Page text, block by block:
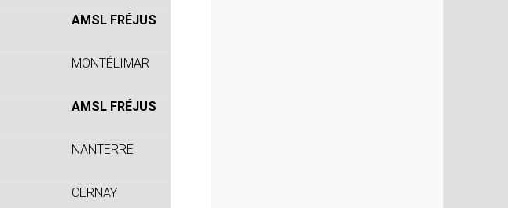
AMSL FRÉJUS
MONTÉLIMAR
AMSL FRÉJUS
NANTERRE
CERNAY